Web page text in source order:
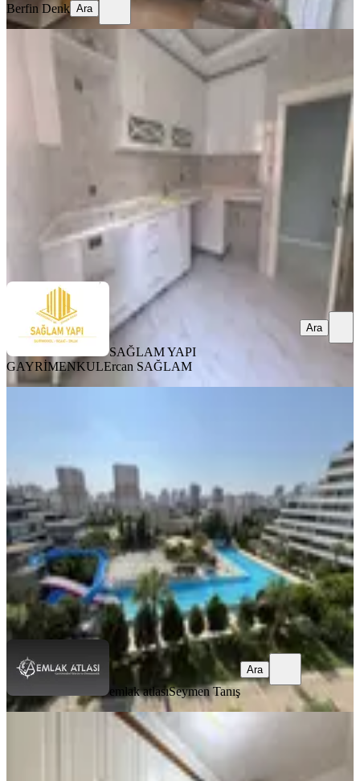
Berfin Denk Ara
Sağlam'dan Gürselpaşa'da 2+1
Kiralık Daire
130 m² ·Düz Giriş (Zemin)
220.000 ₺
SAĞLAM YAPI GAYRİMENKUL
SAĞLAM YAPI
GAYRİMENKULErcan SAĞLAM
Ara
Seyhan, Gürselpaşa Mahallesi
4+1·180 m²·4. Kat ·05.08.2026
44.500 ₺
emlak atlasıSeymen Tanış
Ara
emlak atlasıSeymen Tanış
Ara
Reşatbey Mah-atatürk Parkına
Yakın-ismet İnönü Okulu Karşısı-2+1
Kiralık Daire